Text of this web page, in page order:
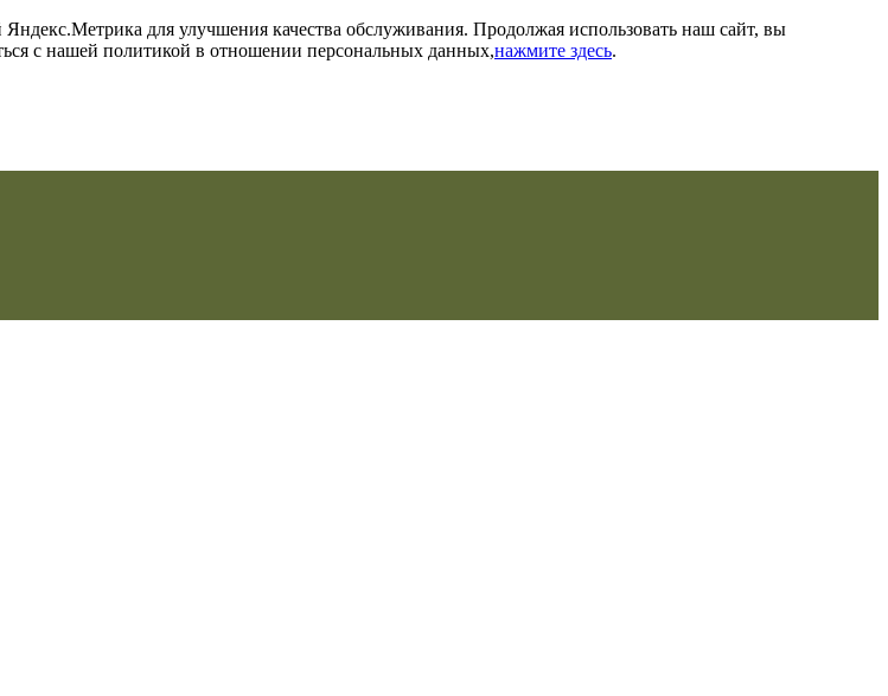
для улучшения качества обслуживания. Продолжая использовать наш сайт, вы
с нашей политикой в отношении персональных данных,нажмите здесь.